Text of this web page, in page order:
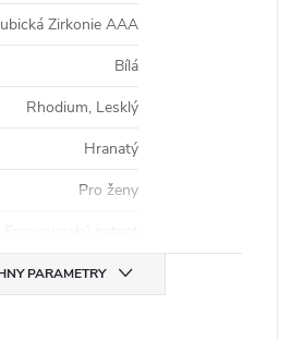
Zirkonie AAA
Bílá
Rhodium, Lesklý
Hranatý
Pro ženy
PARAMETRY